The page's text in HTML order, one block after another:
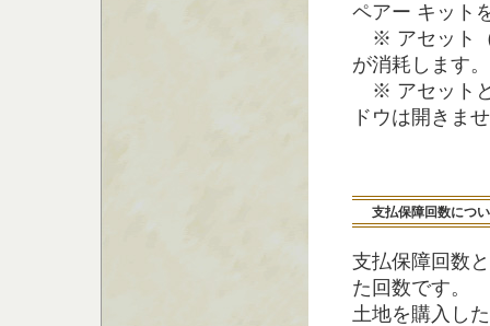
ペアー キット
※ アセット（
が消耗します。
※ アセットと
ドウは開きま
支払保障回数につ
支払保障回数
た回数です。
土地を購入し